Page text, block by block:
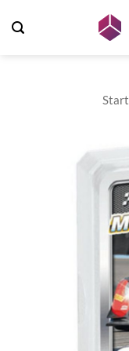
Inhalt
Start